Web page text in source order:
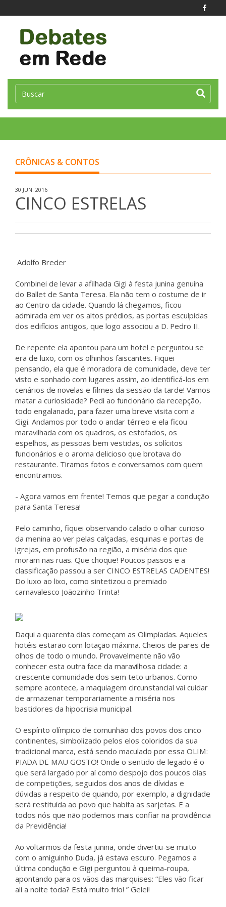
CRÔNICAS & CONTOS
30 JUN. 2016
CINCO ESTRELAS
Adolfo Breder
Combinei de levar a afilhada Gigi à festa junina genuína
do Ballet de Santa Teresa. Ela não tem o costume de ir
ao Centro da cidade. Quando lá chegamos, ficou
admirada em ver os altos prédios, as portas esculpidas
dos edifícios antigos, que logo associou a D. Pedro II.
De repente ela apontou para um hotel e perguntou se
era de luxo, com os olhinhos faiscantes. Fiquei
pensando, ela que é moradora de comunidade, deve ter
visto e sonhado com lugares assim, ao identificá-los em
cenários de novelas e filmes da sessão da tarde! Vamos
matar a curiosidade? Pedi ao funcionário da recepção,
todo engalanado, para fazer uma breve visita com a
Gigi. Andamos por todo o andar térreo e ela ficou
maravilhada com os quadros, os estofados, os
espelhos, as pessoas bem vestidas, os solícitos
funcionários e o aroma delicioso que brotava do
restaurante. Tiramos fotos e conversamos com quem
encontramos.
- Agora vamos em frente! Temos que pegar a condução
para Santa Teresa!
Pelo caminho, fiquei observando calado o olhar curioso
da menina ao ver pelas calçadas, esquinas e portas de
igrejas, em profusão na região, a miséria dos que
moram nas ruas. Que choque! Poucos passos e a
classificação passou a ser CINCO ESTRELAS CADENTES!
Do luxo ao lixo, como sintetizou o premiado
carnavalesco Joãozinho Trinta!
Daqui a quarenta dias começam as Olimpíadas. Aqueles
hotéis estarão com lotação máxima. Cheios de pares de
olhos de todo o mundo. Provavelmente não vão
conhecer esta outra face da maravilhosa cidade: a
crescente comunidade dos sem teto urbanos. Como
sempre acontece, a maquiagem circunstancial vai cuidar
de armazenar temporariamente a miséria nos
bastidores da hipocrisia municipal.
O espírito olímpico de comunhão dos povos dos cinco
continentes, simbolizado pelos elos coloridos da sua
tradicional marca, está sendo maculado por essa OLIM:
PIADA DE MAU GOSTO! Onde o sentido de legado é o
que será largado por aí como despojo dos poucos dias
de competições, seguidos dos anos de dívidas e
dúvidas a respeito de quando, por exemplo, a dignidade
será restituída ao povo que habita as sarjetas. E a
todos nós que não podemos mais confiar na providência
da Previdência!
Ao voltarmos da festa junina, onde divertiu-se muito
com o amiguinho Duda, já estava escuro. Pegamos a
última condução e Gigi perguntou à queima-roupa,
apontando para os vãos das marquises: “Eles vão ficar
ali a noite toda? Está muito frio! ” Gelei!